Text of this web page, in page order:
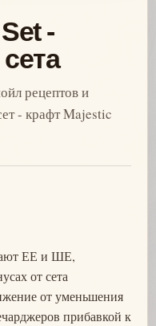
-
рецептов и
- крафт Majestic
ЕЕ и ШЕ,
от сета
от уменьшения
прибавкой к